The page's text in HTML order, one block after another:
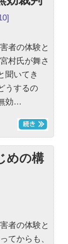
者の体験と
村氏が舞さ
聞いてき
うするの
効…
めの構
者の体験と
てからも、